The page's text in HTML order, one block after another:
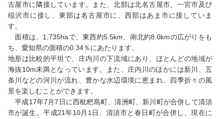
古屋市に隣接しています。また、北部は北名古屋市、一宮市及び
稲沢市に接し、東部は名古屋市に、西部はあま市に接していま
す。
面積は、1,735haで、東西約5.5km、南北約8.0kmの広がりをも
ち、愛知県の面積の0.34％にあたります。
地形は比較的平坦で、庄内川の下流域にあり、ほとんどの地域が
海抜10m未満となっています。また、庄内川のほかには新川、五
条川などの河川が流れ、豊かな水辺環境に恵まれ、四季折々の風
景を楽しむことができます。
平成17年7月7日に西枇杷島町、清洲町、新川町が合併して清須
市が誕生。平成21年10月1日、清須市と春日町が合併し、現在に